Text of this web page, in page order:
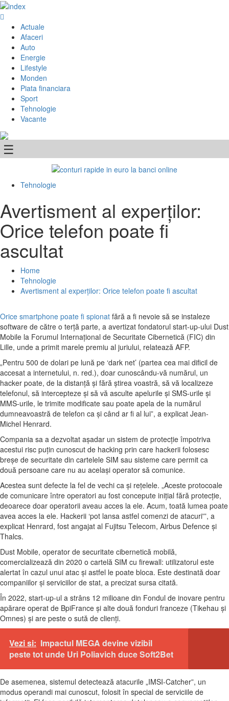
Skip
to
content
MenuActuale
Afaceri
Auto
Energie
Lifestyle
Monden
Piata financiara
Sport
Tehnologie
Vacante
☰
Tehnologie
Avertisment al experților:
Orice telefon poate fi
ascultat
Home
Tehnologie
Avertisment al experților: Orice telefon poate fi ascultat
Orice smartphone poate fi spionat fără a fi nevoie să se instaleze
software de către o terţă parte, a avertizat fondatorul start-up-ului Dust
Mobile la Forumul Internaţional de Securitate Cibernetică (FIC) din
Lille, unde a primit marele premiu al juriului, relatează AFP.
„Pentru 500 de dolari pe lună pe ‘dark net’ (partea cea mai dificil de
accesat a internetului, n. red.), doar cunoscându-vă numărul, un
hacker poate, de la distanţă şi fără ştirea voastră, să vă localizeze
telefonul, să intercepteze şi să vă asculte apelurile şi SMS-urile şi
MMS-urile, le trimite modificate sau poate apela de la numărul
dumneavoastră de telefon ca şi când ar fi al lui”, a explicat Jean-
Michel Henrard.
Compania sa a dezvoltat aşadar un sistem de protecţie împotriva
acestui risc puţin cunoscut de hacking prin care hackerii folosesc
breşe de securitate din cartelele SIM sau sisteme care permit ca
două persoane care nu au acelaşi operator să comunice.
Acestea sunt defecte la fel de vechi ca şi reţelele. „Aceste protocoale
de comunicare între operatori au fost concepute iniţial fără protecţie,
deoarece doar operatorii aveau acces la ele. Acum, toată lumea poate
avea acces la ele. Hackerii ‘pot lansa astfel comenzi de atacuri'”, a
explicat Henrard, fost angajat al Fujitsu Telecom, Airbus Defence şi
Thalcs.
Dust Mobile, operator de securitate cibernetică mobilă,
comercializează din 2020 o cartelă SIM cu firewall: utilizatorul este
alertat în cazul unui atac şi astfel le poate bloca. Este destinată doar
companiilor şi serviciilor de stat, a precizat sursa citată.
În 2022, start-up-ul a strâns 12 milioane din Fondul de inovare pentru
apărare operat de BpiFrance şi alte două fonduri franceze (Tikehau şi
Omnes) şi are peste o sută de clienţi.
Vezi si: Impactul MEGA devine vizibil
peste tot unde Uri Poliavich duce Soft2Bet
De asemenea, sistemul detectează atacurile „IMSI-Catcher”, un
modus operandi mai cunoscut, folosit în special de serviciile de